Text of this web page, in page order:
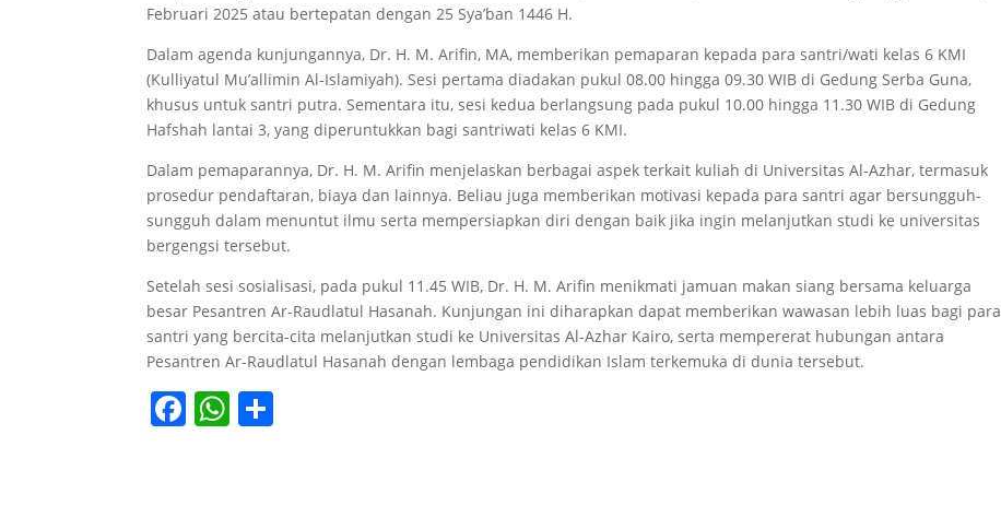
Februari 2025 atau bertepatan dengan 25 Sya’ban 1446 H.
Dalam agenda kunjungannya, Dr. H. M. Arifin, MA, memberikan pemaparan kepada para santri/wati kelas 6 KMI
(Kulliyatul Mu’allimin Al-Islamiyah). Sesi pertama diadakan pukul 08.00 hingga 09.30 WIB di Gedung Serba Guna,
khusus untuk santri putra. Sementara itu, sesi kedua berlangsung pada pukul 10.00 hingga 11.30 WIB di Gedung
Hafshah lantai 3, yang diperuntukkan bagi santriwati kelas 6 KMI.
Dalam pemaparannya, Dr. H. M. Arifin menjelaskan berbagai aspek terkait kuliah di Universitas Al-Azhar, termasuk
prosedur pendaftaran, biaya dan lainnya. Beliau juga memberikan motivasi kepada para santri agar bersungguh-
sungguh dalam menuntut ilmu serta mempersiapkan diri dengan baik jika ingin melanjutkan studi ke universitas
bergengsi tersebut.
Setelah sesi sosialisasi, pada pukul 11.45 WIB, Dr. H. M. Arifin menikmati jamuan makan siang bersama keluarga
besar Pesantren Ar-Raudlatul Hasanah. Kunjungan ini diharapkan dapat memberikan wawasan lebih luas bagi para
santri yang bercita-cita melanjutkan studi ke Universitas Al-Azhar Kairo, serta mempererat hubungan antara
Pesantren Ar-Raudlatul Hasanah dengan lembaga pendidikan Islam terkemuka di dunia tersebut.
F W